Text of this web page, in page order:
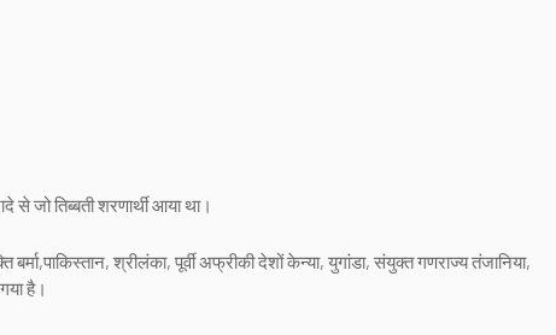
जो तिब्बती शरणार्थी आया था।
श्रीलंका, पूर्वी अफ्रीकी देशों केन्या, युगांडा, संयुक्त गणराज्य तंजानिया,
है।